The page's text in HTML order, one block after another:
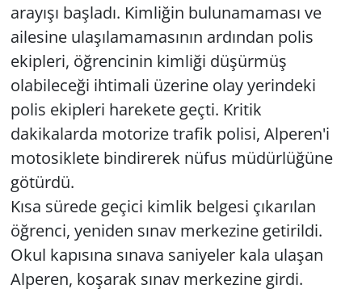
arayışı başladı. Kimliğin bulunamaması ve
ailesine ulaşılamamasının ardından polis
ekipleri, öğrencinin kimliği düşürmüş
olabileceği ihtimali üzerine olay yerindeki
polis ekipleri harekete geçti. Kritik
dakikalarda motorize trafik polisi, Alperen'i
motosiklete bindirerek nüfus müdürlüğüne
götürdü.
Kısa sürede geçici kimlik belgesi çıkarılan
öğrenci, yeniden sınav merkezine getirildi.
Okul kapısına sınava saniyeler kala ulaşan
Alperen, koşarak sınav merkezine girdi.